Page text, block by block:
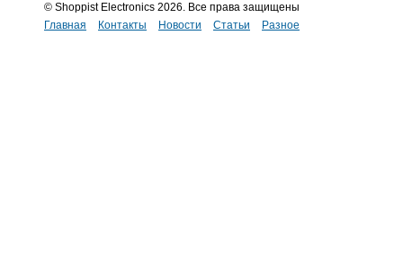
© Shoppist Electronics 2026. Все права защищены
Главная
Контакты Новости Статьи Разное